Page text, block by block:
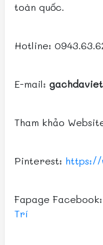
toàn quốc.
Hotline:
E-mail:
Tham khảo
Pinterest: https://
Fapage Facebook:
Trí